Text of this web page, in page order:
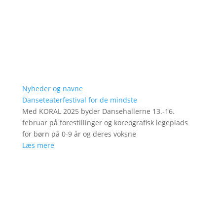
Nyheder og navne
Danseteaterfestival for de mindste
Med KORAL 2025 byder Dansehallerne 13.-16.
februar på forestillinger og koreografisk legeplads
for børn på 0-9 år og deres voksne
Læs mere